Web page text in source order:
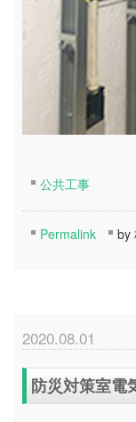
公共工事
Permalink by
2020.08.01
防災対策室電